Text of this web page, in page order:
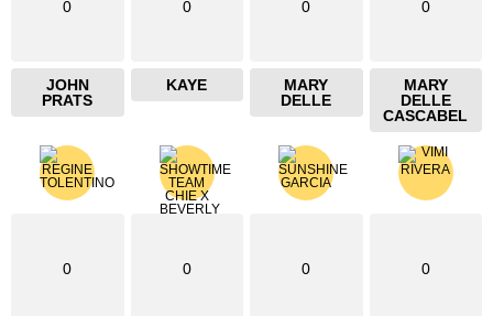
0
JOHN
PRATS
0
KAYE
0
MARY
DELLE
0
MARY
DELLE
CASCABEL
0 0 0 0